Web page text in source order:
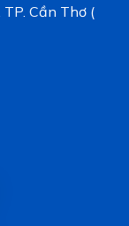
Cần Thơ (